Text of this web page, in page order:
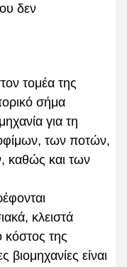
δεν
τομέα της
σήμα
για τη
των ποτών,
καθώς και των
κλειστά
κόστος της
είναι